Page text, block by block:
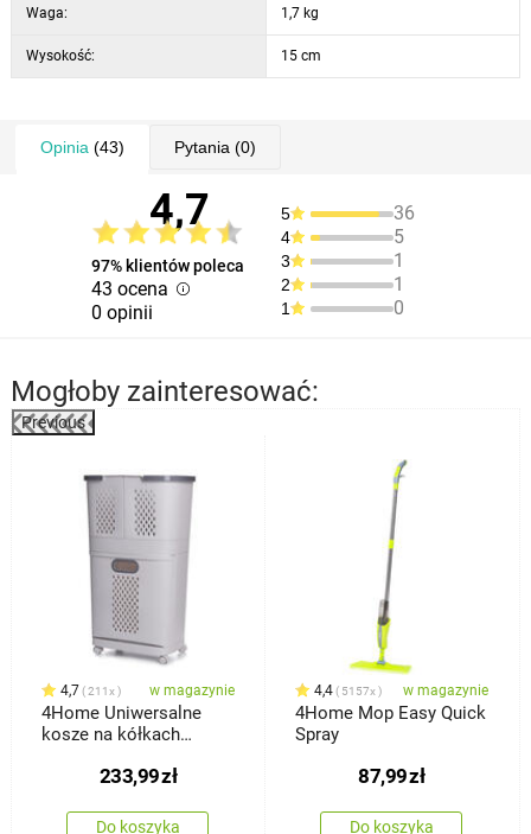
Waga: 1,7 kg
Wysokość: 15 cm
Opinia (43) Pytania (0)
4,7
97% klientów poleca
43 ocena
0 opinii
5 36
4 5
3 1
2 1
1 0
Mogłoby zainteresować:
Previous
4,7 211x w magazynie
4Home Uniwersalne
kosze na kółkach
233,99zł
Do koszyka
4,4 5157x w magazynie
4Home Mop Easy Quick
Spray
87,99zł
Do koszyka